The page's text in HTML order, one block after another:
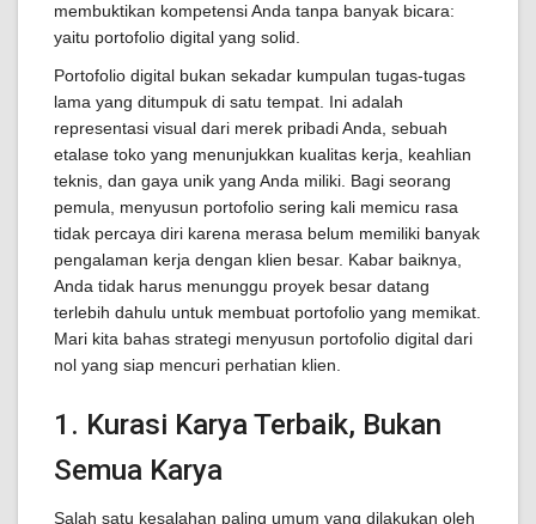
membuktikan kompetensi Anda tanpa banyak bicara:
yaitu portofolio digital yang solid.
Portofolio digital bukan sekadar kumpulan tugas-tugas
lama yang ditumpuk di satu tempat. Ini adalah
representasi visual dari merek pribadi Anda, sebuah
etalase toko yang menunjukkan kualitas kerja, keahlian
teknis, dan gaya unik yang Anda miliki. Bagi seorang
pemula, menyusun portofolio sering kali memicu rasa
tidak percaya diri karena merasa belum memiliki banyak
pengalaman kerja dengan klien besar. Kabar baiknya,
Anda tidak harus menunggu proyek besar datang
terlebih dahulu untuk membuat portofolio yang memikat.
Mari kita bahas strategi menyusun portofolio digital dari
nol yang siap mencuri perhatian klien.
1. Kurasi Karya Terbaik, Bukan
Semua Karya
Salah satu kesalahan paling umum yang dilakukan oleh